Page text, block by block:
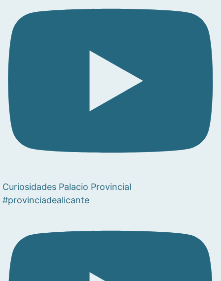
Curiosidades Palacio Provincial
#provinciadealicante